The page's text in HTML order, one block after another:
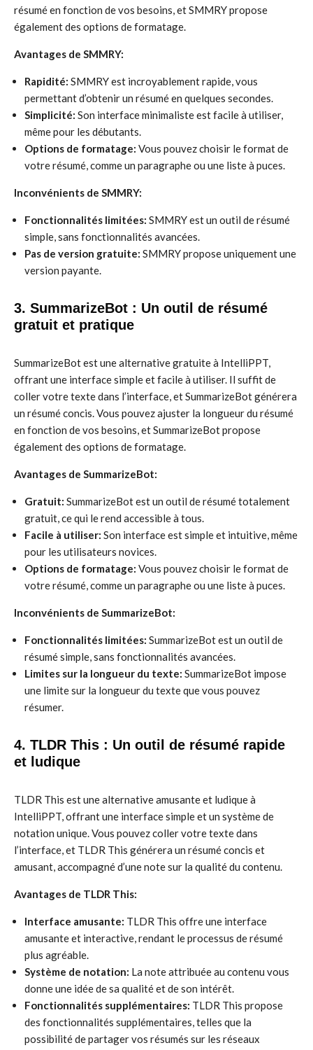
résumé en fonction de vos besoins, et SMMRY propose
également des options de formatage.
Avantages de SMMRY:
Rapidité: SMMRY est incroyablement rapide, vous
permettant d’obtenir un résumé en quelques secondes.
Simplicité: Son interface minimaliste est facile à utiliser,
même pour les débutants.
Options de formatage: Vous pouvez choisir le format de
votre résumé, comme un paragraphe ou une liste à puces.
Inconvénients de SMMRY:
Fonctionnalités limitées: SMMRY est un outil de résumé
simple, sans fonctionnalités avancées.
Pas de version gratuite: SMMRY propose uniquement une
version payante.
3. SummarizeBot : Un outil de résumé
gratuit et pratique
SummarizeBot est une alternative gratuite à IntelliPPT,
offrant une interface simple et facile à utiliser. Il suffit de
coller votre texte dans l’interface, et SummarizeBot générera
un résumé concis. Vous pouvez ajuster la longueur du résumé
en fonction de vos besoins, et SummarizeBot propose
également des options de formatage.
Avantages de SummarizeBot:
Gratuit: SummarizeBot est un outil de résumé totalement
gratuit, ce qui le rend accessible à tous.
Facile à utiliser: Son interface est simple et intuitive, même
pour les utilisateurs novices.
Options de formatage: Vous pouvez choisir le format de
votre résumé, comme un paragraphe ou une liste à puces.
Inconvénients de SummarizeBot:
Fonctionnalités limitées: SummarizeBot est un outil de
résumé simple, sans fonctionnalités avancées.
Limites sur la longueur du texte: SummarizeBot impose
une limite sur la longueur du texte que vous pouvez
résumer.
4. TLDR This : Un outil de résumé rapide
et ludique
TLDR This est une alternative amusante et ludique à
IntelliPPT, offrant une interface simple et un système de
notation unique. Vous pouvez coller votre texte dans
l’interface, et TLDR This générera un résumé concis et
amusant, accompagné d’une note sur la qualité du contenu.
Avantages de TLDR This:
Interface amusante: TLDR This offre une interface
amusante et interactive, rendant le processus de résumé
plus agréable.
Système de notation: La note attribuée au contenu vous
donne une idée de sa qualité et de son intérêt.
Fonctionnalités supplémentaires: TLDR This propose
des fonctionnalités supplémentaires, telles que la
possibilité de partager vos résumés sur les réseaux